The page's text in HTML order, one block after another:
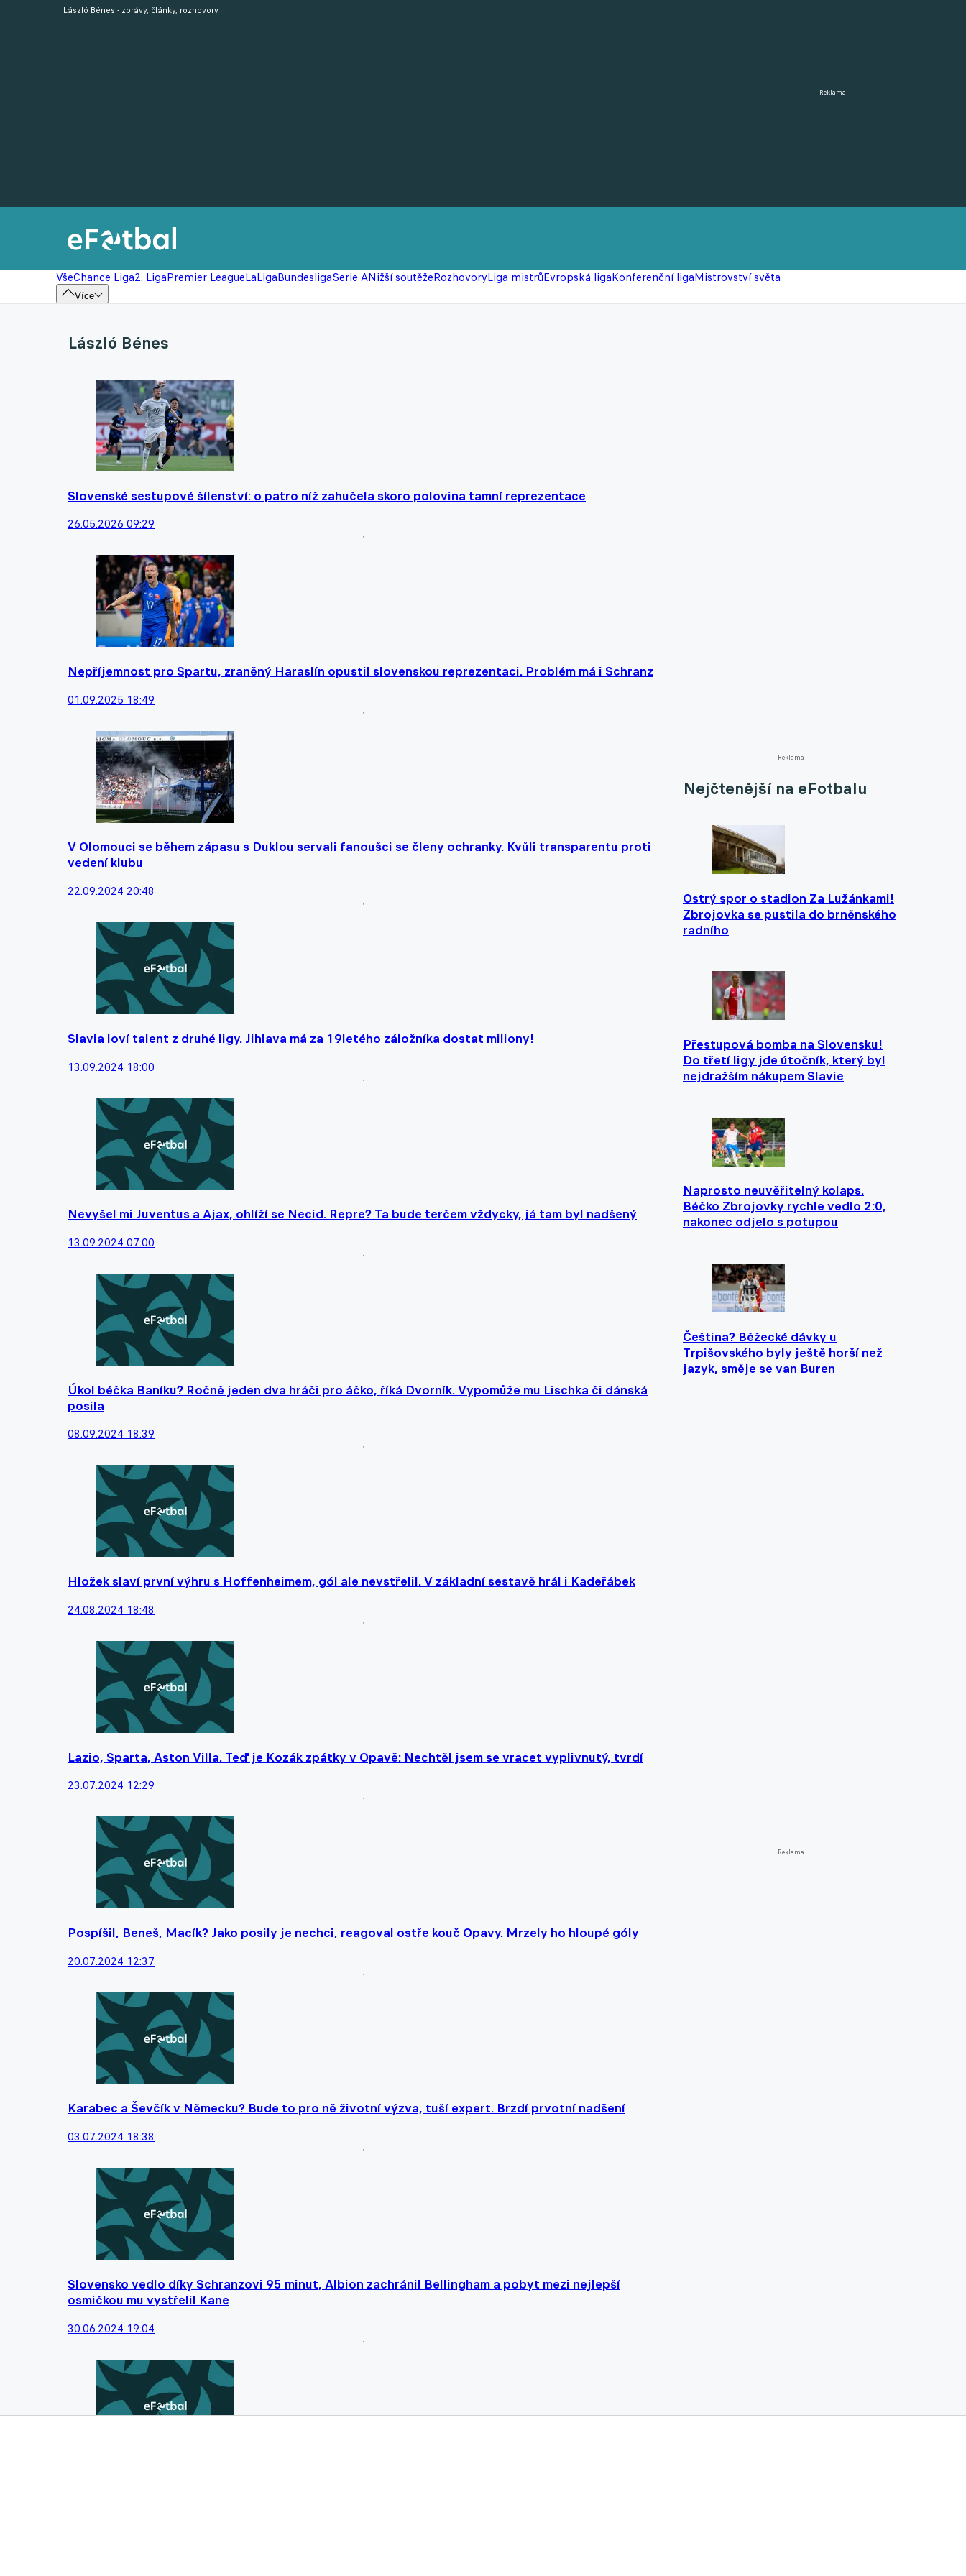
Reklama
VšeChance Liga2. LigaPremier LeagueLaLigaBundesligaSerie ANižší soutěžeRozhovoryLiga mistrůEvropská ligaKonferenční ligaMistrovství světa
Více
László Bénes - zprávy, články, rozhovory
László Bénes
Slovenské sestupové šílenství: o patro níž zahučela skoro polovina tamní reprezentace
26.05.2026 09:29
Nepříjemnost pro Spartu, zraněný Haraslín opustil slovenskou reprezentaci. Problém má i Schranz
01.09.2025 18:49
V Olomouci se během zápasu s Duklou servali fanoušci se členy ochranky. Kvůli transparentu proti
vedení klubu
22.09.2024 20:48
Slavia loví talent z druhé ligy. Jihlava má za 19letého záložníka dostat miliony!
13.09.2024 18:00
Nevyšel mi Juventus a Ajax, ohlíží se Necid. Repre? Ta bude terčem vždycky, já tam byl nadšený
13.09.2024 07:00
Úkol béčka Baníku? Ročně jeden dva hráči pro áčko, říká Dvorník. Vypomůže mu Lischka či dánská
posila
08.09.2024 18:39
Hložek slaví první výhru s Hoffenheimem, gól ale nevstřelil. V základní sestavě hrál i Kadeřábek
24.08.2024 18:48
Lazio, Sparta, Aston Villa. Teď je Kozák zpátky v Opavě: Nechtěl jsem se vracet vyplivnutý, tvrdí
23.07.2024 12:29
Pospíšil, Beneš, Macík? Jako posily je nechci, reagoval ostře kouč Opavy. Mrzely ho hloupé góly
20.07.2024 12:37
Karabec a Ševčík v Německu? Bude to pro ně životní výzva, tuší expert. Brzdí prvotní nadšení
03.07.2024 18:38
Slovensko vedlo díky Schranzovi 95 minut, Albion zachránil Bellingham a pobyt mezi nejlepší
osmičkou mu vystřelil Kane
30.06.2024 19:04
Reklama
Nejčtenější na eFotbalu
Ostrý spor o stadion Za Lužánkami!
Zbrojovka se pustila do brněnského
radního
Přestupová bomba na Slovensku!
Do třetí ligy jde útočník, který byl
nejdražším nákupem Slavie
Naprosto neuvěřitelný kolaps.
Béčko Zbrojovky rychle vedlo 2:0,
nakonec odjelo s potupou
Čeština? Běžecké dávky u
Trpišovského byly ještě horší než
jazyk, směje se van Buren
Reklama